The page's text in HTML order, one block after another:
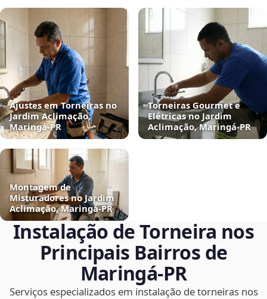
Ajustes em Torneiras no
Jardim Aclimação,
Maringá‑PR
Torneiras Gourmet e
Elétricas no Jardim
Aclimação, Maringá‑PR
Montagem de
Misturadores no Jardim
Aclimação, Maringá‑PR
Instalação de Torneira nos
Principais Bairros de
Maringá‑PR
Serviços especializados em instalação de torneiras nos